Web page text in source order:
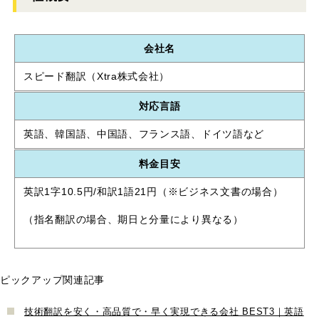
会社名
スピード翻訳（Xtra株式会社）
対応言語
英語、韓国語、中国語、フランス語、ドイツ語など
料金目安
英訳1字10.5円/和訳1語21円（※ビジネス文書の場合）
（指名翻訳の場合、期日と分量により異なる）
ピックアップ関連記事
技術翻訳を安く・高品質で・早く実現できる会社 BEST3｜英語